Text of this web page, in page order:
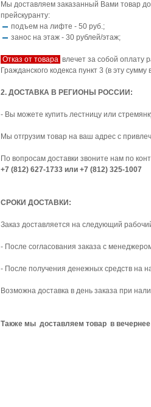
Мы доставляем заказанный Вами товар
прейскуранту:
подъем на лифте - 50 руб.;
занос на этаж - 30 рублей/этаж;
Отказ от товара влечет за собой оплату
Гражданского кодекса пункт 3 (в эту
2. ДОСТАВКА В РЕГИОНЫ РОССИИ:
- Вы можете купить лестницу или
Мы отгрузим товар на ваш адрес с
По вопросам доставки звоните нам по
+7 (812) 627-1733 или +7 (812) 325-1007
СРОКИ ДОСТАВКИ:
Заказ доставляется на следующий
- После согласования заказа с
- После получения денежных средств на
Возможна доставка в день заказа при
Также мы доставляем товар в